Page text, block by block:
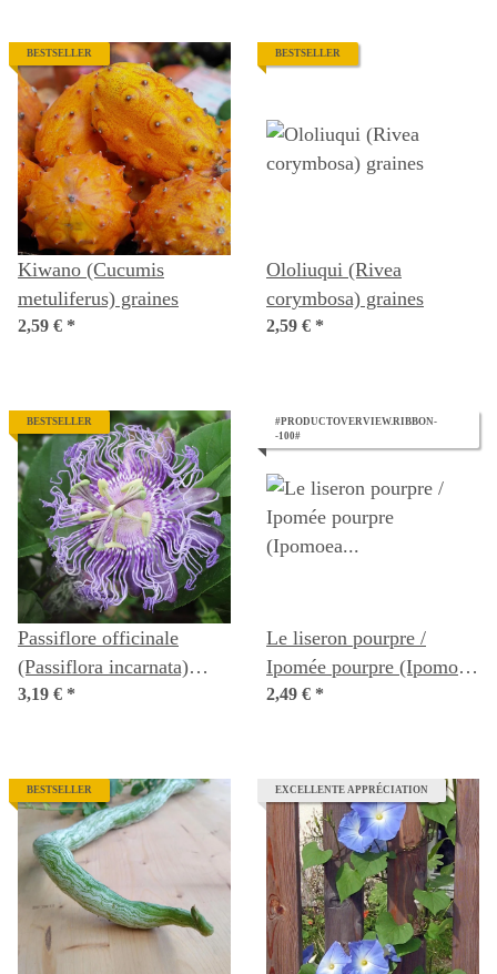
BESTSELLER
Kiwano (Cucumis
metuliferus) graines
2,59 € *
BESTSELLER
Ololiuqui (Rivea
corymbosa) graines
2,59 € *
BESTSELLER
Passiflore officinale
(Passiflora incarnata)
graines
3,19 € *
#PRODUCTOVERVIEW.RIBBON-
-100#
Le liseron pourpre /
Ipomée pourpre (Ipomoea
purpurea) bio semences
2,49 € *
BESTSELLER EXCELLENTE APPRÉCIATION